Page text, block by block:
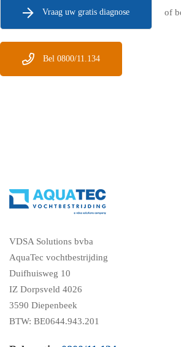
Vraag uw gratis diagnose of
Bel 0800/11.134
VDSA Solutions bvba
AquaTec vochtbestrijding
Duifhuisweg 10
IZ Dorpsveld 4026
3590 Diepenbeek
BTW: BE0644.943.201